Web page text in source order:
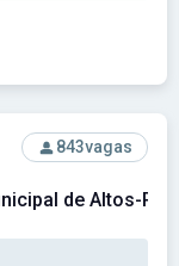
Municipal
843vagas
de Altos-PI